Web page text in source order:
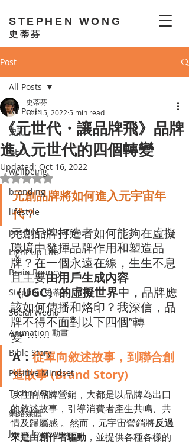
STEPHEN WONG
史蒂芬
Post
All Posts
史記
GEO
wellbeing
branding
lifestyle
positive education
Light Up Life
Brain Bouncy
Stephen 史蒂芬
Social Wedia
Animation 動畫
Bible Story
Positive Mindset
Technology
網絡媒體
Jesus loves you
All Posts
《元世代・讓品牌飛》品牌
進入元世代的四個轉變
史蒂芬
Oct 15, 2022 5 min read
Updated: Oct 16, 2022
Rated NaN out of 5 stars.
元創品牌將如何進入元宇宙年
代？
元創品牌打造者如何能夠在虛擬
環境中發揮品牌作用和塑造品
牌？在一個永遠在線，生生不息
且主要由用戶生成內容
（UGC）的虛擬世界中，品牌應
該如何傳播和烙印？我深信，品
牌不得不面對以下四個”轉
變“⋯⋯
A：從單向敘述故事，到聯合創
造故事 (Brand Story)
以往的品牌營銷，大都是以品牌為出口
的敘述故事，引導消費者產生共鳴、共
情及歸屬感 。然而，元宇宙營銷將反過
來是由創作者驅動 ，並提供各種各樣的